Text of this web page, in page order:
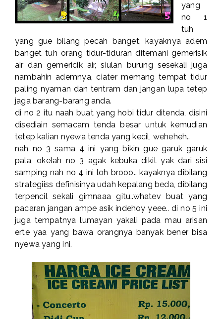
yang
no 1
tuh
yang gue bilang pecah banget, kayaknya adem
banget tuh orang tidur-tiduran ditemani gemerisik
air dan gemericik air, siulan burung sesekali juga
nambahin ademnya, ciater memang tempat tidur
paling nyaman dan tentram dan jangan lupa tetep
jaga barang-barang anda.
di no 2 itu naah buat yang hobi tidur ditenda, disini
disediain semacam tenda besar untuk kemudian
tetep kalian nyewa tenda yang kecil, weheheh..
nah no 3 sama 4 ini yang bikin gue garuk garuk
pala, okelah no 3 agak kebuka dikit yak dari sisi
samping nah no 4 ini loh brooo.. kayaknya dibilang
strategiiss definisinya udah kepalang beda, dibilang
terpencil sekali gimnaaa gitu..whatev buat yang
pacaran jangan ampe asik indehoy yeee.. di no 5 ini
juga tempatnya lumayan yakali pada mau arisan
erte yaa yang bawa orangnya banyak bener bisa
nyewa yang ini.